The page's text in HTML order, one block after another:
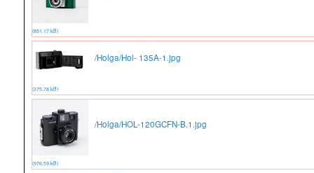
(851.17 kB)
/Holga/Hol- 135A-1.jpg
(375.78 kB)
/Holga/HOL-120GCFN-B.1.jpg
(976.59 kB)